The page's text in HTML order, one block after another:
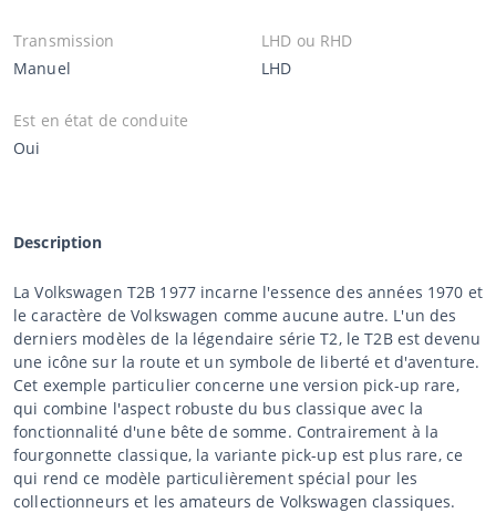
Transmission
Manuel
LHD ou RHD
LHD
Est en état de conduite
Oui
Description
La Volkswagen T2B 1977 incarne l'essence des années 1970 et
le caractère de Volkswagen comme aucune autre. L'un des
derniers modèles de la légendaire série T2, le T2B est devenu
une icône sur la route et un symbole de liberté et d'aventure.
Cet exemple particulier concerne une version pick-up rare,
qui combine l'aspect robuste du bus classique avec la
fonctionnalité d'une bête de somme. Contrairement à la
fourgonnette classique, la variante pick-up est plus rare, ce
qui rend ce modèle particulièrement spécial pour les
collectionneurs et les amateurs de Volkswagen classiques.